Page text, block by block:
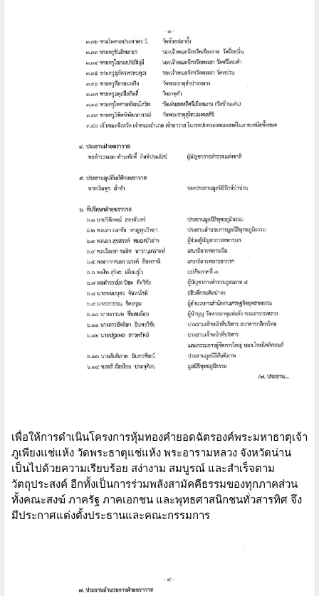
เพื่อให้การดำเนินโครงการหุ้มทองคำยอดฉัตรองค์พระมหาธาตุเจ้า
ภูเพียงแช่แห้ง วัดพระธาตุแช่แห้ง พระอารามหลวง จังหวัดน่าน
เป็นไปด้วยความเรียบร้อย สง่างาม สมบูรณ์ และสำเร็จตาม
วัตถุประสงค์ อีกทั้งเป็นการร่วมพลังสามัคคีธรรมของทุกภาคส่วน
ทั้งคณะสงฆ์ ภาครัฐ ภาคเอกชน และพุทธศาสนิกชนทั่วสารทิศ จึง
มีประกาศแต่งตั้งประธานและคณะกรรมการ